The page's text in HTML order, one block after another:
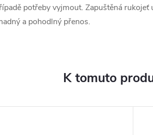
potřeby vyjmout. Zapuštěná rukojeť
a pohodlný přenos.
K tomuto